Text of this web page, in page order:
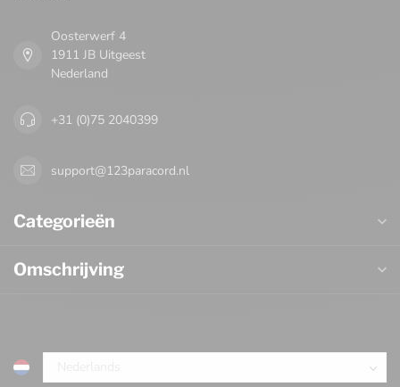
Oosterwerf 4
1911 JB Uitgeest
Nederland
+31 (0)75 2040399
support@123paracord.nl
Categorieën
Omschrijving